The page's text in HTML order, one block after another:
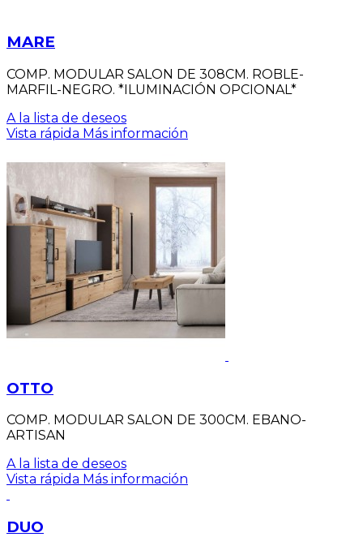
MARE
COMP. MODULAR SALON DE 308CM. ROBLE-
MARFIL-NEGRO. *ILUMINACIÓN OPCIONAL*
A la lista de deseos
Vista rápida Más información
OTTO
COMP. MODULAR SALON DE 300CM. EBANO-
ARTISAN
A la lista de deseos
Vista rápida Más información
DUO